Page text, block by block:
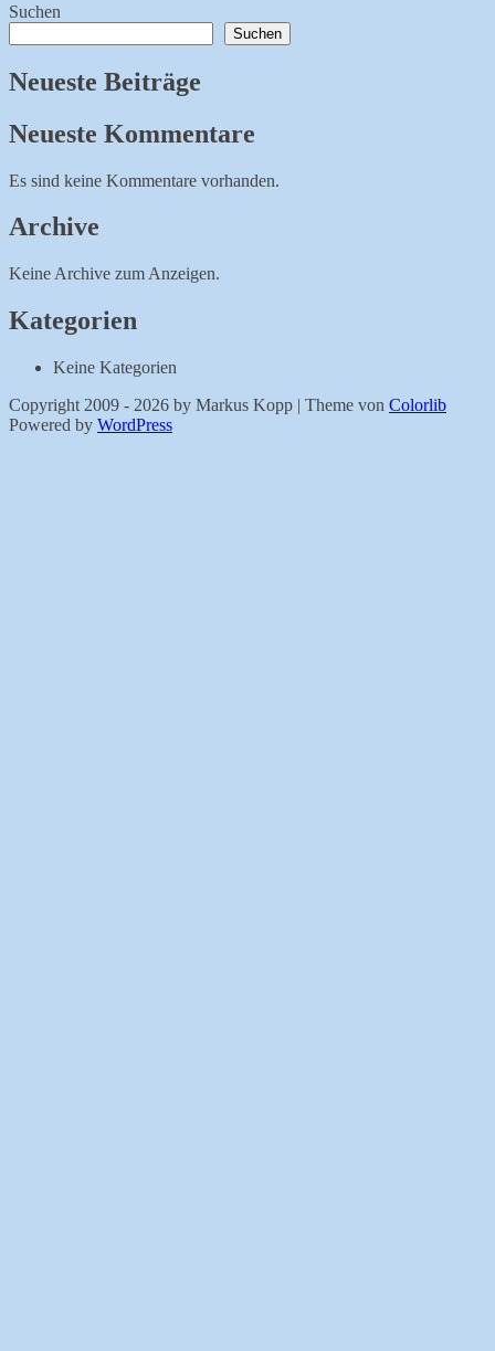
Suchen
Suchen
Neueste Beiträge
Neueste Kommentare
Es sind keine Kommentare vorhanden.
Archive
Keine Archive zum Anzeigen.
Kategorien
Keine Kategorien
Copyright 2009 - 2026 by Markus Kopp | Theme von Colorlib
Powered by WordPress